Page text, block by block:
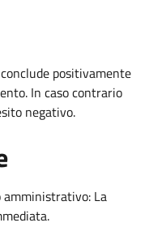
positivamente
In caso contrario
negativo.
amministrativo: La